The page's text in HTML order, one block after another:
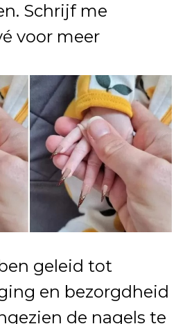
Schrijf me
voor meer
geleid tot
en bezorgdheid
de nagels te